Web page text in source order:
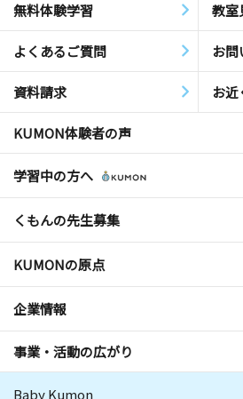
無料体験学習 教室
よくあるご質問 お問
資料請求 お近
KUMON体験者の声
学習中の方へ
くもんの先生募集
KUMONの原点
企業情報
事業・活動の広がり
Baby Kumon